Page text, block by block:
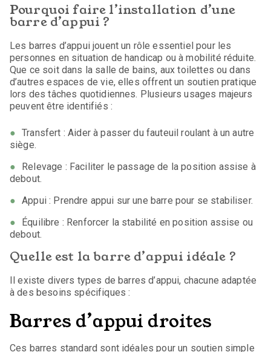
Pourquoi faire l’installation d’une
barre d’appui ?
Les barres d’appui jouent un rôle essentiel pour les
personnes en situation de handicap ou à mobilité réduite.
Que ce soit dans la salle de bains, aux toilettes ou dans
d’autres espaces de vie, elles offrent un soutien pratique
lors des tâches quotidiennes. Plusieurs usages majeurs
peuvent être identifiés :
Transfert : Aider à passer du fauteuil roulant à un autre
siège.
Relevage : Faciliter le passage de la position assise à
debout.
Appui : Prendre appui sur une barre pour se stabiliser.
Équilibre : Renforcer la stabilité en position assise ou
debout.
Quelle est la barre d’appui idéale ?
Il existe divers types de barres d’appui, chacune adaptée
à des besoins spécifiques :
Barres d’appui droites
Ces barres standard sont idéales pour un soutien simple